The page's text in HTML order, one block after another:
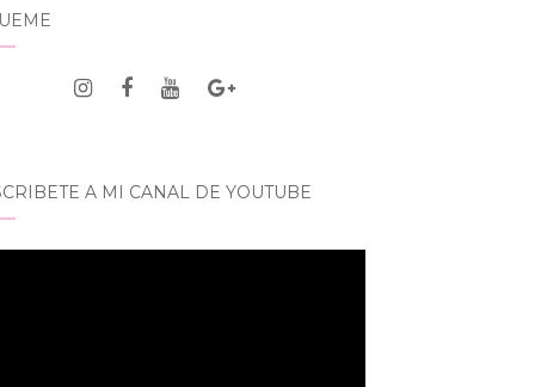
A MI CANAL DE YOUTUBE